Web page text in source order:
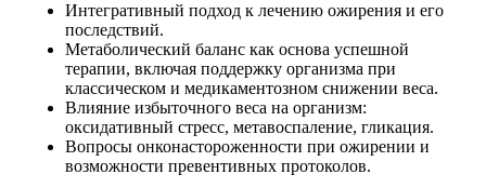
Интегративный подход к лечению ожирения и его
последствий.
Метаболический баланс как основа успешной
терапии, включая поддержку организма при
классическом и медикаментозном снижении веса.
Влияние избыточного веса на организм:
оксидативный стресс, метавоспаление, гликация.
Вопросы онконастороженности при ожирении и
возможности превентивных протоколов.